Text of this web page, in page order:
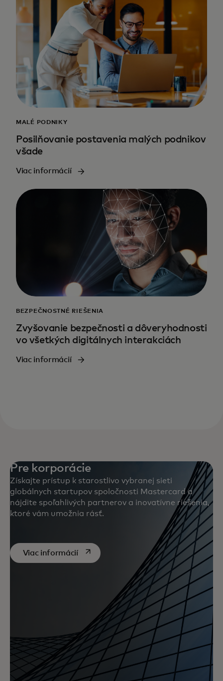
MALÉ PODNIKY
Posilňovanie postavenia malých podnikov
všade
Viac informácií
BEZPEČNOSTNÉ RIEŠENIA
Zvyšovanie bezpečnosti a dôveryhodnosti
vo všetkých digitálnych interakciách
Viac informácií
Pre korporácie
Získajte prístup k starostlivo vybranej sieti
globálnych startupov spoločnosti Mastercard a
nájdite spoľahlivých partnerov a inovatívne riešenia,
ktoré vám umožnia rásť.
Viac informáciíopens in a new tab